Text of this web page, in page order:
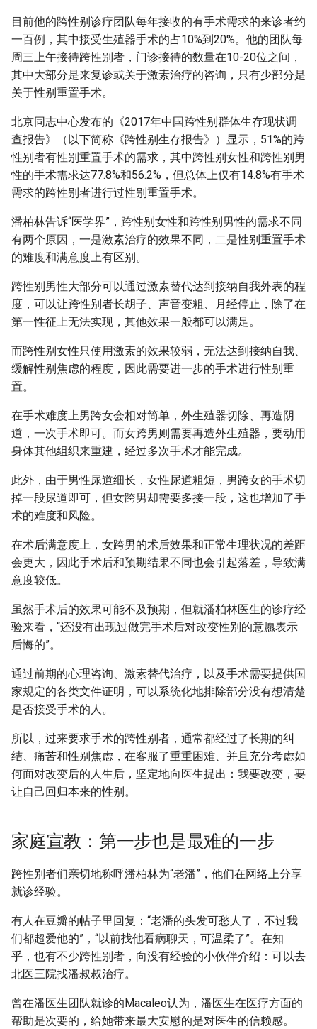
目前他的跨性别诊疗团队每年接收的有手术需求的来诊者约
一百例，其中接受生殖器手术的占10%到20%。他的团队每
周三上午接待跨性别者，门诊接待的数量在10-20位之间，
其中大部分是来复诊或关于激素治疗的咨询，只有少部分是
关于性别重置手术。
北京同志中心发布的《2017年中国跨性别群体生存现状调
查报告》（以下简称《跨性别生存报告》）显示，51%的跨
性别者有性别重置手术的需求，其中跨性别女性和跨性别男
性的手术需求达77.8%和56.2%，但总体上仅有14.8%有手术
需求的跨性别者进行过性别重置手术。
潘柏林告诉“医学界”，跨性别女性和跨性别男性的需求不同
有两个原因，一是激素治疗的效果不同，二是性别重置手术
的难度和满意度上有区别。
跨性别男性大部分可以通过激素替代达到接纳自我外表的程
度，可以让跨性别者长胡子、声音变粗、月经停止，除了在
第一性征上无法实现，其他效果一般都可以满足。
而跨性别女性只使用激素的效果较弱，无法达到接纳自我、
缓解性别焦虑的程度，因此需要进一步的手术进行性别重
置。
在手术难度上男跨女会相对简单，外生殖器切除、再造阴
道，一次手术即可。而女跨男则需要再造外生殖器，要动用
身体其他组织来重建，经过多次手术才能完成。
此外，由于男性尿道细长，女性尿道粗短，男跨女的手术切
掉一段尿道即可，但女跨男却需要多接一段，这也增加了手
术的难度和风险。
在术后满意度上，女跨男的术后效果和正常生理状况的差距
会更大，因此手术后和预期结果不同也会引起落差，导致满
意度较低。
虽然手术后的效果可能不及预期，但就潘柏林医生的诊疗经
验来看，“还没有出现过做完手术后对改变性别的意愿表示
后悔的”。
通过前期的心理咨询、激素替代治疗，以及手术需要提供国
家规定的各类文件证明，可以系统化地排除部分没有想清楚
是否接受手术的人。
所以，过来要求手术的跨性别者，通常都经过了长期的纠
结、痛苦和性别焦虑，在客服了重重困难、并且充分考虑如
何面对改变后的人生后，坚定地向医生提出：我要改变，要
让自己回归本来的性别。
家庭宣教：第一步也是最难的一步
跨性别者们亲切地称呼潘柏林为“老潘”，他们在网络上分享
就诊经验。
有人在豆瓣的帖子里回复：“老潘的头发可愁人了，不过我
们都超爱他的”，“以前找他看病聊天，可温柔了”。在知
乎，也有不少跨性别者，向没有经验的小伙伴介绍：可以去
北医三院找潘叔叔治疗。
曾在潘医生团队就诊的Macaleo认为，潘医生在医疗方面的
帮助是次要的，给她带来最大安慰的是对医生的信赖感。